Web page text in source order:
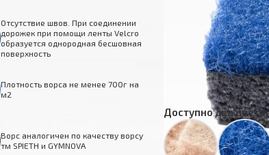
Отсутствие швов. При соединении
дорожек при помощи ленты Velcro
образуется однородная бесшовная
поверхность
Плотность ворса не менее 700г на
м2
Ворс аналогичен по качеству ворсу
тм SPIETH и GYMNOVA
Доступно два цвета: